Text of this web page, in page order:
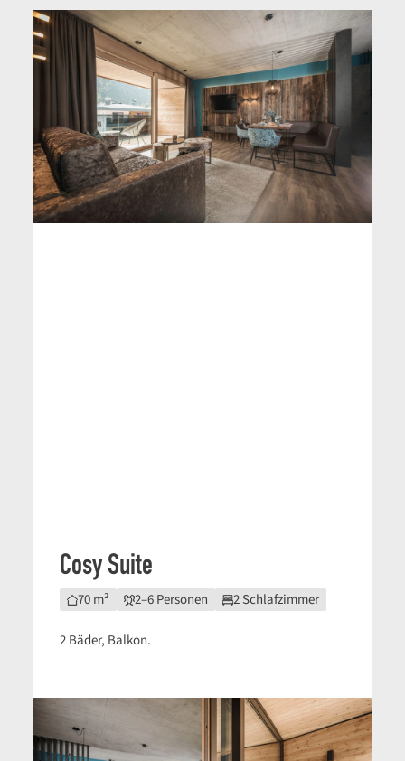
Cosy Suite
70 m² 2–6 Personen 2 Schlafzimmer
2 Bäder, Balkon.